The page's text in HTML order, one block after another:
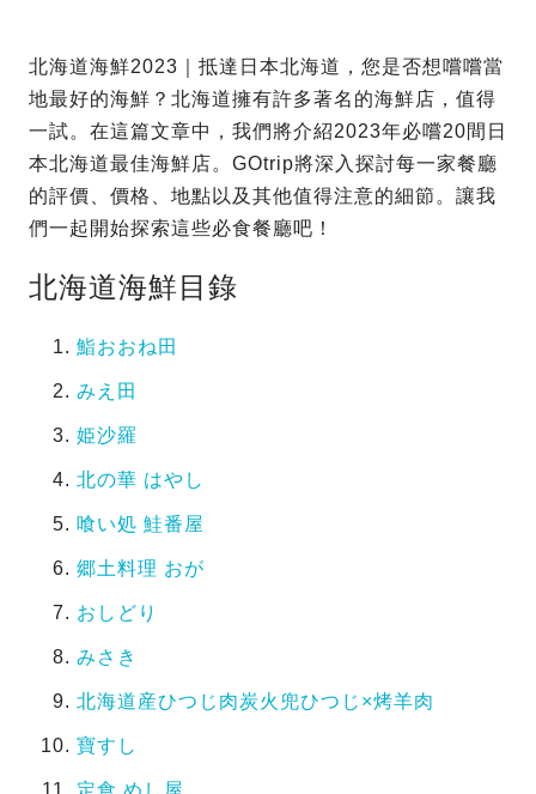
北海道海鮮2023｜抵達日本北海道，您是否想嚐嚐當
地最好的海鮮？北海道擁有許多著名的海鮮店，值得
一試。在這篇文章中，我們將介紹2023年必嚐20間日
本北海道最佳海鮮店。GOtrip將深入探討每一家餐廳
的評價、價格、地點以及其他值得注意的細節。讓我
們一起開始探索這些必食餐廳吧！
北海道海鮮目錄
鮨おおね田
みえ田
姫沙羅
北の華 はやし
喰い処 鮭番屋
郷土料理 おが
おしどり
みさき
北海道産ひつじ肉炭火兜ひつじ×烤羊肉
寶すし
定食 めし屋